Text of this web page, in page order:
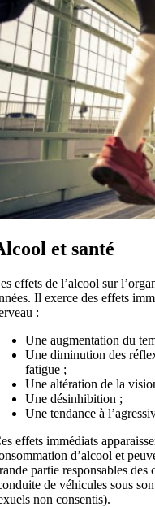
et santé
effets de l’alcool sur
Il exerce des effets
:
Une augmentation du
Une diminution des
fatigue ;
Une altération de la
Une désinhibition ;
Une tendance à
effets immédiats
d’alcool et
partie responsables
de véhicules sous
non consentis).